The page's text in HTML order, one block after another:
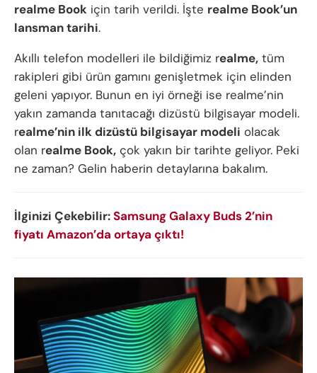
realme Book için tarih verildi. İşte realme Book’un
lansman tarihi.
Akıllı telefon modelleri ile bildiğimiz realme, tüm
rakipleri gibi ürün gamını genişletmek için elinden
geleni yapıyor. Bunun en iyi örneği ise realme’nin
yakın zamanda tanıtacağı dizüstü bilgisayar modeli.
realme’nin ilk dizüstü bilgisayar modeli olacak
olan realme Book, çok yakın bir tarihte geliyor. Peki
ne zaman? Gelin haberin detaylarına bakalım.
İlginizi Çekebilir:Samsung Galaxy Buds 2’nin
fiyatı Amazon’da ortaya çıktı!